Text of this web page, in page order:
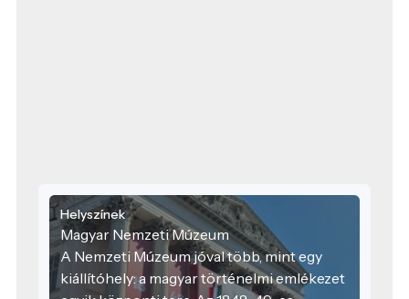
Helyszínek
Magyar Nemzeti Múzeum
A Nemzeti Múzeum jóval több, mint egy
kiállítóhely: a magyar történelmi emlékezet